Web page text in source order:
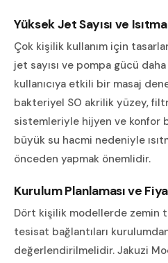
Yüksek Jet Sayısı ve
Çok kişilik kullanım için
jet sayısı ve pompa gücü
kullanıcıya etkili bir masaj
bakteriyel SO akrilik yüzey,
sistemleriyle hijyen ve konfor
büyük su hacmi nedeniyle
önceden yapmak önemlidir.
Kurulum Planlaması ve
Dört kişilik modellerde zemin
tesisat bağlantıları
değerlendirilmelidir. Jakuzi